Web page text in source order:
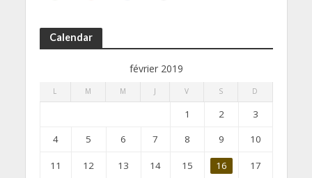
Calendar
février 2019
L M M J V S D
1 2
3
4
5 6 7 8 9 10
11 12 13 14 15 16 17